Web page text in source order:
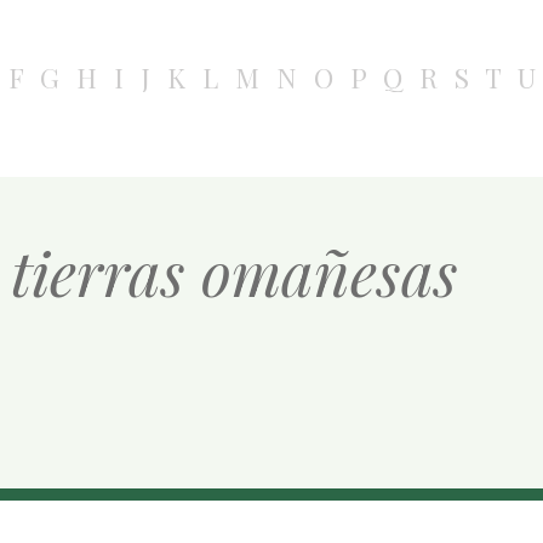
F G H I J K L M N O P Q R S T U
omañesas